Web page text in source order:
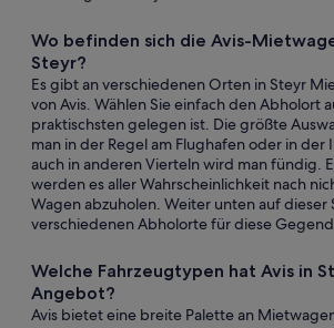
Wo befinden sich die Avis-
Steyr?
Es gibt an verschiedenen Orten in Steyr
von Avis. Wählen Sie einfach den Abholort
praktischsten gelegen ist. Die größte
man in der Regel am Flughafen oder in der
auch in anderen Vierteln wird man fündig.
werden es aller Wahrscheinlichkeit nach
Wagen abzuholen. Weiter unten auf dieser
verschiedenen Abholorte für diese
Welche Fahrzeugtypen hat Avis in
Angebot?
Avis bietet eine breite Palette an